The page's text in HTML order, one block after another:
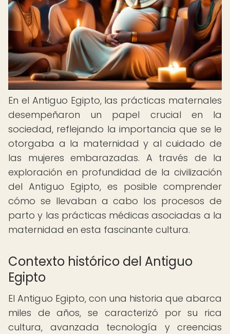
En el Antiguo Egipto, las prácticas maternales
desempeñaron un papel crucial en la
sociedad, reflejando la importancia que se le
otorgaba a la maternidad y al cuidado de
las mujeres embarazadas. A través de la
exploración en profundidad de la civilización
del Antiguo Egipto, es posible comprender
cómo se llevaban a cabo los procesos de
parto y las prácticas médicas asociadas a la
maternidad en esta fascinante cultura.
Contexto histórico del Antiguo
Egipto
El Antiguo Egipto, con una historia que abarca
miles de años, se caracterizó por su rica
cultura, avanzada tecnología y creencias